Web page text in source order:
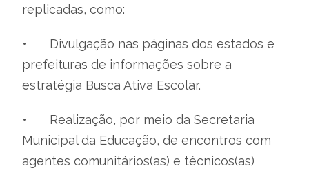
replicadas, como:
•
Divulgação nas páginas dos estados e
prefeituras de informações sobre a
estratégia Busca Ativa Escolar.
•
Realização, por meio da Secretaria
Municipal da Educação, de encontros com
agentes comunitários(as) e técnicos(as)